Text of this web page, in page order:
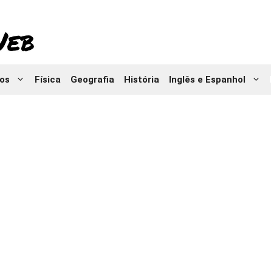
Física Geografia História Inglês e Espanhol